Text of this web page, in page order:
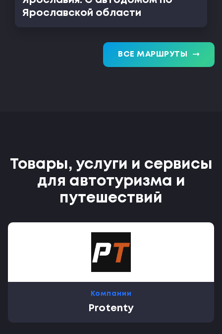
Ярославской области
ВСЕ МАРШРУТЫ trending_flat
Товары, услуги и сервисы
для автотуризма и
путешествий
Компании
Protenty